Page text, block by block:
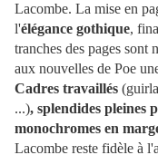
Lacombe. La mise en
l'élégance gothique,
tranches des pages sont
aux nouvelles de Poe
Cadres travaillés
...), splendides pleines
monochromes en
Lacombe reste fidèle à